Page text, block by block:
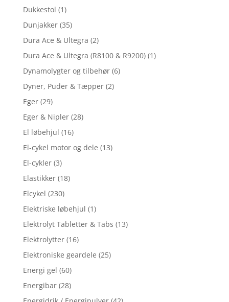
Dukkestol (1)
Dunjakker (35)
Dura Ace & Ultegra (2)
Dura Ace & Ultegra (R8100 & R9200) (1)
Dynamolygter og tilbehør (6)
Dyner, Puder & Tæpper (2)
Eger (29)
Eger & Nipler (28)
El løbehjul (16)
El-cykel motor og dele (13)
El-cykler (3)
Elastikker (18)
Elcykel (230)
Elektriske løbehjul (1)
Elektrolyt Tabletter & Tabs (13)
Elektrolytter (16)
Elektroniske geardele (25)
Energi gel (60)
Energibar (28)